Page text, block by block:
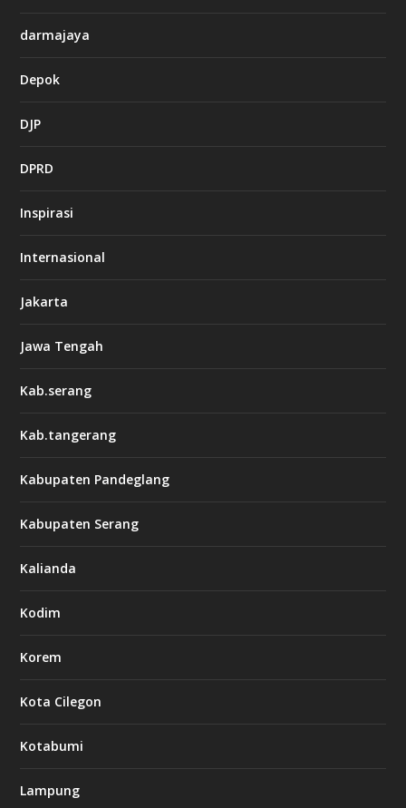
darmajaya
Depok
DJP
DPRD
Inspirasi
Internasional
Jakarta
Jawa Tengah
Kab.serang
Kab.tangerang
Kabupaten Pandeglang
Kabupaten Serang
Kalianda
Kodim
Korem
Kota Cilegon
Kotabumi
Lampung